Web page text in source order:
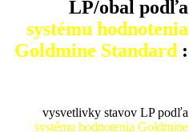
LP/obal podľa
systému hodnotenia
Goldmine Standard :
vysvetlivky stavov LP podľa
systému hodnotenia Goldmine